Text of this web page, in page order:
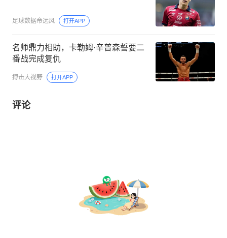
足球数据帝远风 打开APP
名师鼎力相助，卡勒姆·辛普森誓要二
番战完成复仇
搏击大视野 打开APP
评论